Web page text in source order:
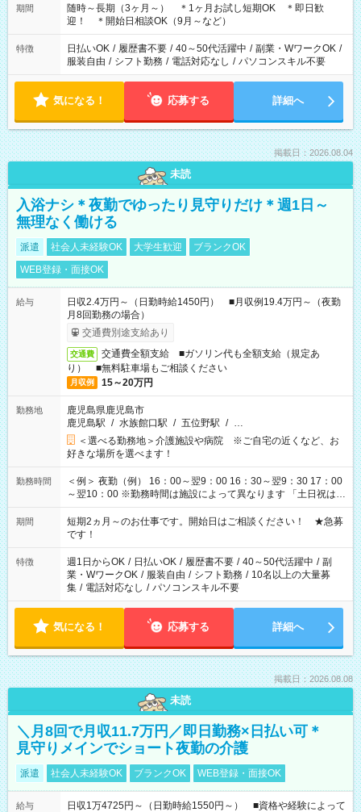
働7h/休憩1h) □12:00～21:00(実働7h/休憩1h) ＊固定OK ＊選べ
る時間帯！
期間
随時～長期（3ヶ月～） ＊1ヶ月お試し短期OK ＊即日歓
迎！ ＊開始日相談OK（9月～など）
特徴 日払いOK / 履歴書不要 / 40～50代活躍中 / 副業・WワークOK /
服装自由 / シフト勤務 / 電話対応なし / パソコンスキル不要
気になる！ 応募する 詳細へ
掲載日：2026.08.04
未読
入浴ナシ＊夜勤でゆったり見守りだけ＊週1日～
無理なく働ける
派遣 社会人未経験OK 大学生歓迎
ブランクOK
WEB登録・面接OK
給与
日収2.4万円～（日勤時給1450円） ■月収例19.4万円～（夜勤
月8回勤務の場合）
交通費別途支給あり
交通費
交通費全額支給 ■ガソリン代も全額支給（規定あ
り） ■無料駐車場もご相談ください
月収例 15～20万円
勤務地
鹿児島県鹿児島市
鹿児島駅 / 水族館口駅 / 五位野駅 / …
＜選べる勤務地＞介護施設や病院 ※ご自宅の近くなど、お
好きな場所を選べます！
勤務時間
＜例＞ 夜勤（例） 16：00～翌9：00 16：30～翌9：30 17：00
～翌10：00 ※勤務時間は施設によって異なります 「土日祝は休
みたい」 「しっかり稼ぎたい」 「もう少し遅い時間から始めた
い」など ご希望にあったお仕事をご案内いたします。 ※未経験
の方の場合は1～2ヶ月間は日中での仕事を経験いただき、 お
仕事に慣れてからの夜勤になります。 ★家庭の都合でお休みが
必要な場合も遠慮なくご相談ください。
期間
短期2ヵ月～のお仕事です。開始日はご相談ください！ ★急募
です！
特徴 週1日からOK / 日払いOK / 履歴書不要 / 40～50代活躍中 / 副
業・WワークOK / 服装自由 / シフト勤務 / 10名以上の大量募
集 / 電話対応なし / パソコンスキル不要
気になる！ 応募する 詳細へ
掲載日：2026.08.08
未読
＼月8回で月収11.7万円／即日勤務×日払い可＊
見守りメインでショート夜勤の介護
派遣 社会人未経験OK ブランクOK WEB登録・面接OK
給与
日収1万4725円～（日勤時給1550円～） ■資格や経験によって